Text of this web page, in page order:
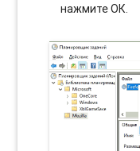
нажмите ОК.